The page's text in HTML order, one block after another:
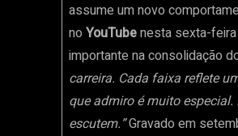
assume um novo
no YouTubenesta sexta-
importante na consolidação
carreira. Cada faixa reflete
que admiro é muito
escutem.”Gravado em